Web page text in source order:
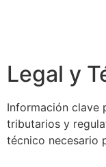
Legal y
Información clave
tributarios y
técnico necesario